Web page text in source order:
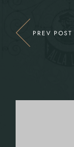
PREV POST